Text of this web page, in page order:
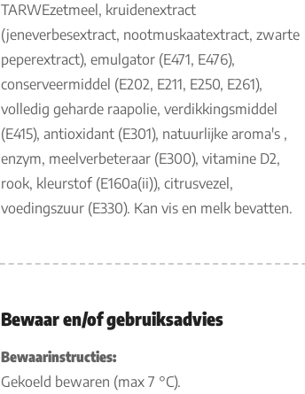
TARWEzetmeel, kruidenextract
(jeneverbesextract, nootmuskaatextract, zwarte
peperextract), emulgator (E471, E476),
conserveermiddel (E202, E211, E250, E261),
volledig geharde raapolie, verdikkingsmiddel
(E415), antioxidant (E301), natuurlijke aroma's ,
enzym, meelverbeteraar (E300), vitamine D2,
rook, kleurstof (E160a(ii)), citrusvezel,
voedingszuur (E330). Kan vis en melk bevatten.
Bewaar en/of gebruiksadvies
Bewaarinstructies:
Gekoeld bewaren (max 7 °C).